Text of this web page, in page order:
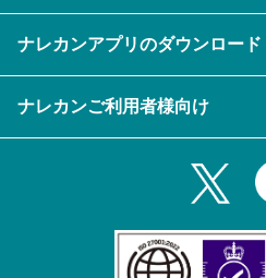
セキュリティ
資料をダウンロードする
メール自動転送機能
充実サポート
セミナー一覧
プライバシーポリシー
ナレカンアプリのダウンロード
Androidタブレットアプリ
ナレカンご利用者様向け